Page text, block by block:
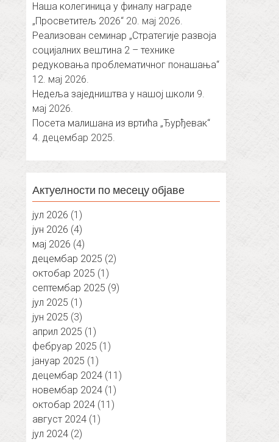
Наша колегиница у финалу награде
„Просветитељ 2026“ 20. мај 2026.
Реализован семинар „Стратегије развоја
социјалних вештина 2 – технике
редуковања проблематичног понашања“
12. мај 2026.
Недеља заједништва у нашој школи 9.
мај 2026.
Посета малишана из вртића „Ђурђевак“
4. децембар 2025.
Актуелности по месецу објаве
јул 2026 (1)
јун 2026 (4)
мај 2026 (4)
децембар 2025 (2)
октобар 2025 (1)
септембар 2025 (9)
јул 2025 (1)
јун 2025 (3)
април 2025 (1)
фебруар 2025 (1)
јануар 2025 (1)
децембар 2024 (11)
новембар 2024 (1)
октобар 2024 (11)
август 2024 (1)
јул 2024 (2)